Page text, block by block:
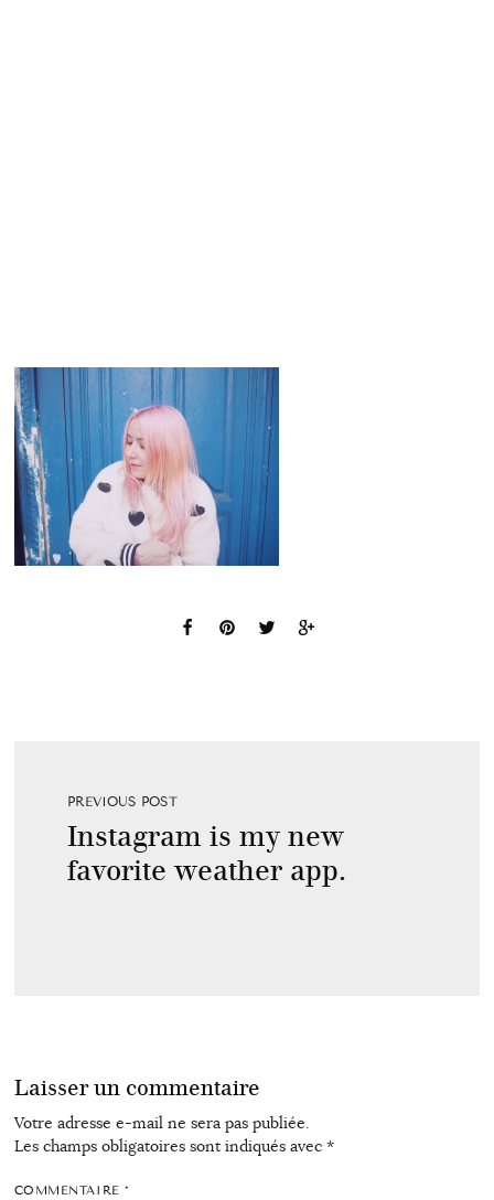
PREVIOUS POST
Instagram is my new
favorite weather app.
Laisser un commentaire
Votre adresse e-mail ne sera pas publiée.
Les champs obligatoires sont indiqués avec *
COMMENTAIRE*